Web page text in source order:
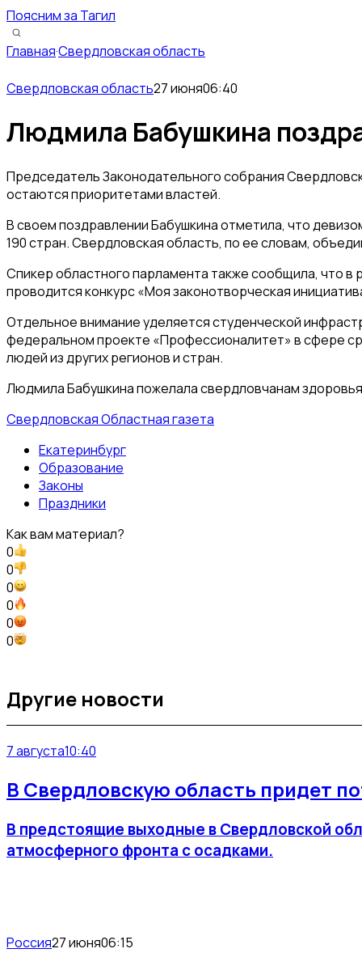
Поясним за Тагил
Главная·Свердловская область
Свердловская область27 июня06:40
Людмила Бабушкина
Председатель Законодательного собрания
остаются приоритетами властей.
В своем поздравлении Бабушкина отметила, что
190 стран. Свердловская область, по ее словам,
Спикер областного парламента также сообщила, что в
проводится конкурс «Моя законотворческая
Отдельное внимание уделяется студенческой
федеральном проекте «Профессионалитет» в сфере
людей из других регионов и стран.
Людмила Бабушкина пожелала свердловчанам
Свердловская Областная газета
Екатеринбург
Образование
Законы
Праздники
Как вам материал?
0
0
0
0
0
0
Другие новости
7 августа10:40
В Свердловскую область придет
В предстоящие выходные в Свердловской
атмосферного фронта с осадками.
Россия27 июня06:15